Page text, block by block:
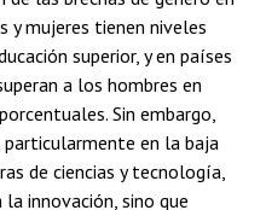
y mujeres tienen niveles
superior, y en países
a los hombres en
Sin embargo,
en la baja
de ciencias y tecnología,
innovación, sino que